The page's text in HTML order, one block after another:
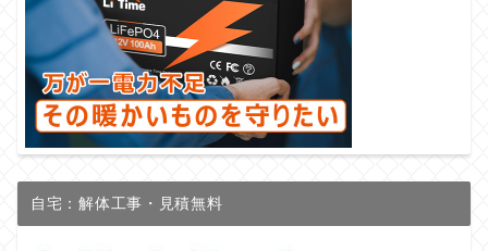
自宅：解体工事・見積無料